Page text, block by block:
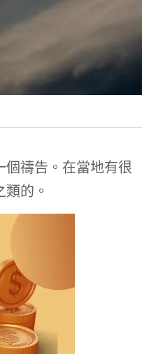
個禱告。在當地有很
的。